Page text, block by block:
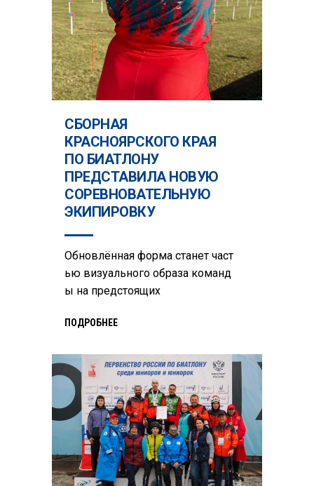
СБОРНАЯ
КРАСНОЯРСКОГО КРАЯ
ПО БИАТЛОНУ
ПРЕДСТАВИЛА НОВУЮ
СОРЕВНОВАТЕЛЬНУЮ
ЭКИПИРОВКУ
Обновлённая форма станет част
ью визуального образа команд
ы на предстоящих
ПОДРОБНЕЕ